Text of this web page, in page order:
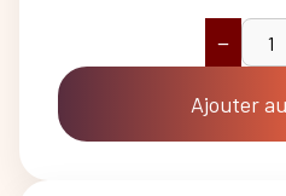
quantité
Les
12
soins
−
Ajouter